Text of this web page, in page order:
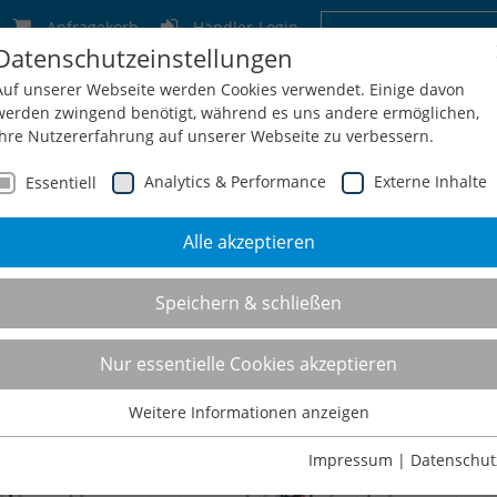
Händler-Login
Anfragekorb
Schweiz
Konfiguration Shop
unserer Webseite werden Cookies verwendet. Einige davon
zwingend benötigt, während es uns andere ermöglichen,
Nutzererfahrung auf unserer Webseite zu verbessern.
Essentiell Analytics & Performance Externe Inhalte
Alle akzeptieren
Speichern & schließen
Nur essentielle Cookies akzeptieren
Essentielle Cookies werden für grundlegende Funktionen der
Weitere Informationen anzeigen
Impressum |